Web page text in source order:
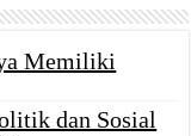
Memiliki
dan Sosial